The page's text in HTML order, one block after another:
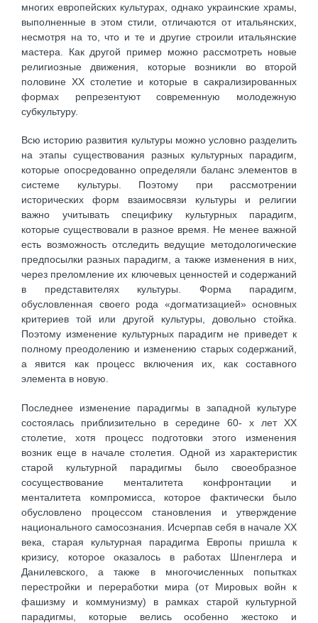
многих европейских культурах, однако украинские храмы,
выполненные в этом стили, отличаются от итальянских,
несмотря на то, что и те и другие строили итальянские
мастера. Как другой пример можно рассмотреть новые
религиозные движения, которые возникли во второй
половине XX столетие и которые в сакрализированных
формах репрезентуют современную молодежную
субкультуру.
Всю историю развития культуры можно условно разделить
на этапы существования разных культурных парадигм,
которые опосредованно определяли баланс элементов в
системе культуры. Поэтому при рассмотрении
исторических форм взаимосвязи культуры и религии
важно учитывать специфику культурных парадигм,
которые существовали в разное время. Не менее важной
есть возможность отследить ведущие методологические
предпосылки разных парадигм, а также изменения в них,
через преломление их ключевых ценностей и содержаний
в представителях культуры. Форма парадигм,
обусловленная своего рода «догматизацией» основных
критериев той или другой культуры, довольно стойка.
Поэтому изменение культурных парадигм не приведет к
полному преодолению и изменению старых содержаний,
а явится как процесс включения их, как составного
элемента в новую.
Последнее изменение парадигмы в западной культуре
состоялась приблизительно в середине 60- х лет XX
столетие, хотя процесс подготовки этого изменения
возник еще в начале столетия. Одной из характеристик
старой культурной парадигмы было своеобразное
сосуществование менталитета конфронтации и
менталитета компромисса, которое фактически было
обусловлено процессом становления и утверждение
национального самосознания. Исчерпав себя в начале XX
века, старая культурная парадигма Европы пришла к
кризису, которое оказалось в работах Шпенглера и
Данилевского, а также в многочисленных попытках
перестройки и переработки мира (от Мировых войн к
фашизму и коммунизму) в рамках старой культурной
парадигмы, которые велись особенно жестоко и